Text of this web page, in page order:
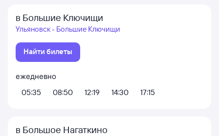
в Большие Ключищи
Ульяновск - Большие Ключищи
Найти билеты
ежедневно
05:35
08:50 12:19 14:30 17:15
в Большое Нагаткино